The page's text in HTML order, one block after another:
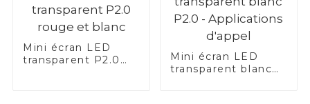
Mini écran LED
transparent P2.0
Mini écran LED
transparent blanc